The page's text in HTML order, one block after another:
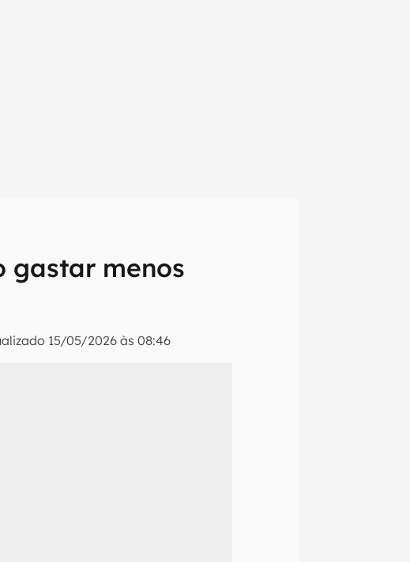
gastar menos
15/05/2026 às 08:46
em primeira